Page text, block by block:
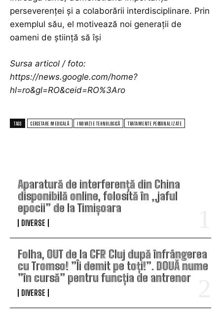
Aparatură de interferență din China
disponibilă online, folosită în „jaful
epocii” de la Timișoara
DIVERSE
Folha, OUT de la CFR Cluj după înfrângerea
cu Tromso! ”Îi demit pe toți!”. DOUĂ nume
”în cursă” pentru funcția de antrenor
DIVERSE
perseverenței și a colaborării interdisciplinare. Prin
exemplul său, el motivează noi generații de
oameni de știință să își
Sursa articol / foto:
https://news.google.com/home?
hl=ro&gl=RO&ceid=RO%3Aro
TAGS CERCETARE MEDICALĂ INOVAȚIE TEHNOLOGICĂ TRATAMENTE PERSONALIZATE